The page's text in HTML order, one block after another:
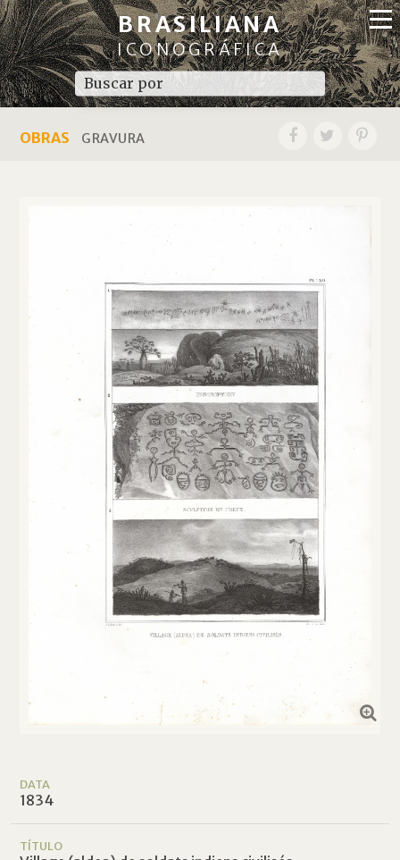
BRASILIANA
ICONOGRÁFICA
OBRAS GRAVURA
DATA
1834
TÍTULO